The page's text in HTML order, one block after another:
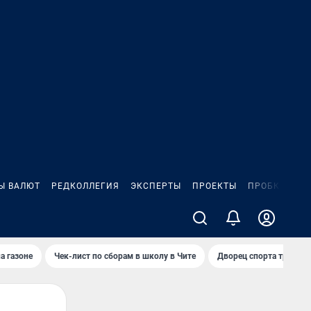
ВАЛЮТ РЕДКОЛЛЕГИЯ ЭКСПЕРТЫ ПРОЕКТЫ ПРОБКИ
газоне Чек-лист по сборам в школу в Чите Дворец спорта